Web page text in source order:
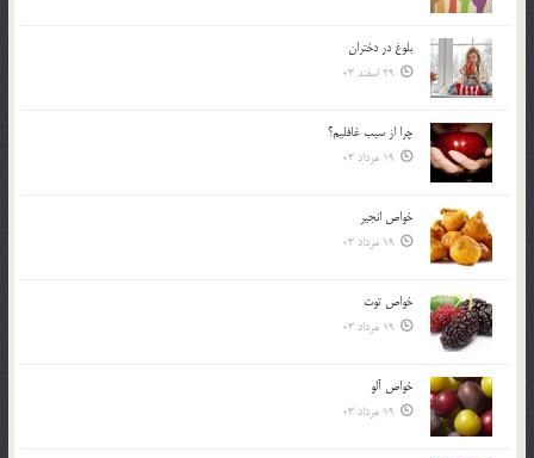
بلوغ در دختران
29 اسفند 03
چرا از سيب غافليم؟
19 مرداد 03
خواص انجير
19 مرداد 03
خواص توت
19 مرداد 03
خواص آلو
19 مرداد 03